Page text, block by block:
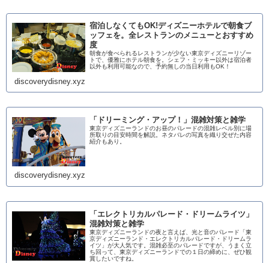
宿泊しなくてもOK!ディズニーホテルで朝食ブ
ッフェを。全レストランのメニューとおすすめ
度
朝食が食べられるレストランが少ない東京ディズニーリゾー
トで、優雅にホテル朝食を。シェフ・ミッキー以外は宿泊者
以外も利用可能なので、予約無しの当日利用もOK！
discoverydisney.xyz
「ドリーミング・アップ！」混雑対策と雑学
東京ディズニーランドのお昼のパレードの混雑レベル別に場
所取りの目安時間を解説。ネタバレの写真を織り交ぜた内容
紹介もあり。
discoverydisney.xyz
「エレクトリカルパレード・ドリームライツ」
混雑対策と雑学
東京ディズニーランドの夜と言えば、光と音のパレード「東
京ディズニーランド・エレクトリカルパレード・ドリームラ
イツ」が大人気です。混雑必至のパレードですが、うまく立
ち回って、東京ディズニーランドでの１日の締めに、ぜひ観
賞したいですね。